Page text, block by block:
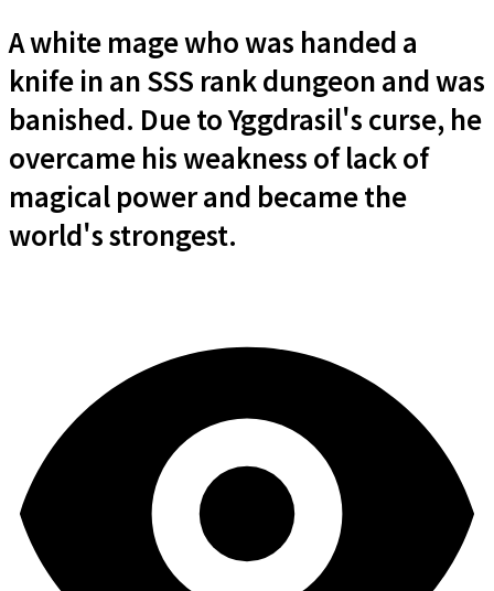
A white mage who was handed a
knife in an SSS rank dungeon and was
banished. Due to Yggdrasil's curse, he
overcame his weakness of lack of
magical power and became the
world's strongest.